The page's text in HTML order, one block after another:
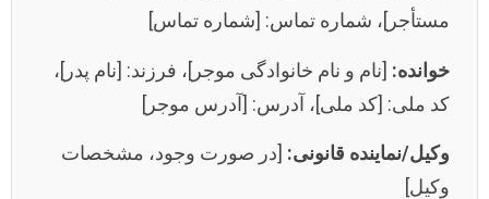
مستأجر]، شماره تماس: [شماره تماس]
خوانده: [نام و نام خانوادگی موجر]، فرزند: [نام پدر]،
کد ملی: [کد ملی]، آدرس: [آدرس موجر]
وکیل/نماینده قانونی: [در صورت وجود، مشخصات
وکیل]